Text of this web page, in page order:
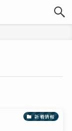
新着情報